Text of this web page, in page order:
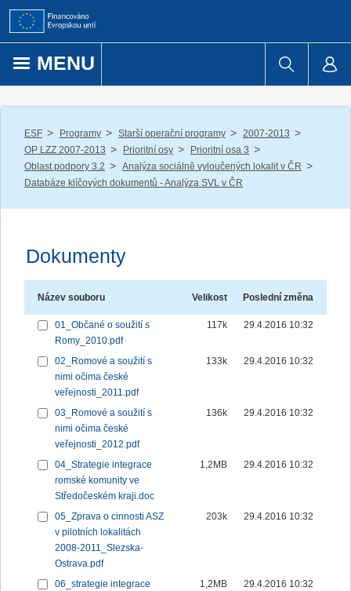
Přejít k obsahu
MENU
ESF / Programy / Starší operační programy / 2007-2013 /
OP LZZ 2007-2013 / Prioritní osy / Prioritní osa 3 /
Oblast podpory 3.2 / Analýza sociálně vyloučených lokalit v ČR /
Databáze klíčových dokumentů - Analýza SVL v ČR
Dokumenty
Název souboru Velikost Poslední změna
01_Občané o soužití s
Romy_2010.pdf
117k 29.4.2016 10:32
02_Romové a soužití s
nimi očima české
veřejnosti_2011.pdf
133k 29.4.2016 10:32
03_Romové a soužití s
nimi očima české
veřejnosti_2012.pdf
136k 29.4.2016 10:32
04_Strategie integrace
romské komunity ve
Středočeském kraji.doc
1,2MB 29.4.2016 10:32
05_Zprava o cinnosti ASZ
v pilotních lokalitách
2008-2011_Slezska-
Ostrava.pdf
203k 29.4.2016 10:32
06_strategie integrace
1,2MB 29.4.2016 10:32